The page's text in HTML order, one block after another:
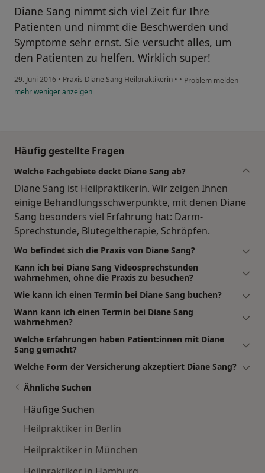
Diane Sang nimmt sich viel Zeit für Ihre
Patienten und nimmt die Beschwerden und
Symptome sehr ernst. Sie versucht alles, um
den Patienten zu helfen. Wirklich super!
29. Juni 2016 • Praxis Diane Sang Heilpraktikerin • • Problem melden
mehrwenigeranzeigen
Häufig gestellte Fragen
Welche Fachgebiete deckt Diane Sang ab?
Diane Sang ist Heilpraktikerin. Wir zeigen Ihnen
einige Behandlungsschwerpunkte, mit denen Diane
Sang besonders viel Erfahrung hat: Darm-
Sprechstunde, Blutegeltherapie, Schröpfen.
Wo befindet sich die Praxis von Diane Sang?
Kann ich bei Diane Sang Videosprechstunden
wahrnehmen, ohne die Praxis zu besuchen?
Wie kann ich einen Termin bei Diane Sang buchen?
Wann kann ich einen Termin bei Diane Sang
wahrnehmen?
Welche Erfahrungen haben Patient:innen mit Diane
Sang gemacht?
Welche Form der Versicherung akzeptiert Diane Sang?
Ähnliche Suchen
Häufige Suchen
Heilpraktiker in Berlin
Heilpraktiker in München